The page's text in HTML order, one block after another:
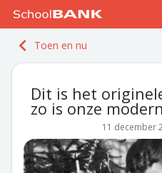
Ga naar de inhoud
Meld je
Toen en nu
Dit is het
zo is onze
11 december